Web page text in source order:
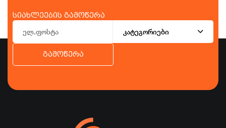
სიახლეების გამოწერა
კატეგორიები
გამოწერა